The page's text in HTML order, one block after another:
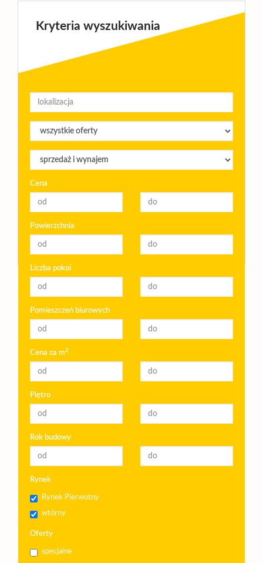
Kryteria wyszukiwania
Cena
Powierzchnia
Liczba pokoi
Pomieszczeń biurowych
Cena za m2
Piętro
Rok budowy
Rynek
Rynek Pierwotny
wtórny
Oferty
specjalne